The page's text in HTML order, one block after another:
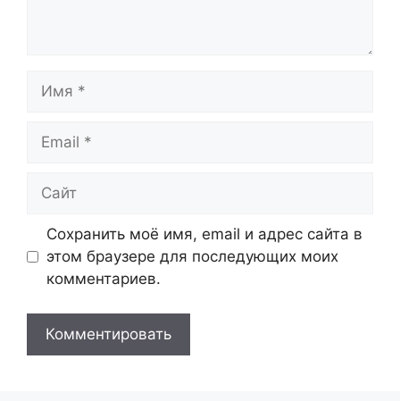
Имя
Email
Сайт
Сохранить моё имя, email и адрес сайта в
этом браузере для последующих моих
комментариев.